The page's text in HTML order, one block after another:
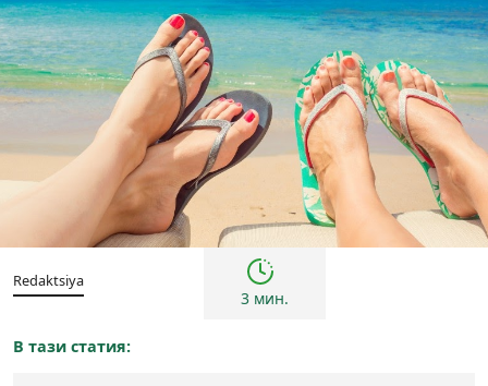
Тенденции
Redaktsiya
3 мин.
В тази статия: